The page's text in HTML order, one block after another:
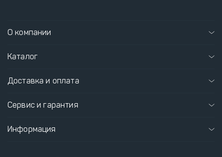
О компании
Каталог
Доставка и оплата
Сервис и гарантия
Информация